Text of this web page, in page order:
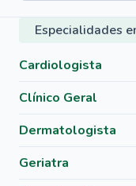
Especialidades
Cardiologista
Clínico Geral
Dermatologista
Geriatra